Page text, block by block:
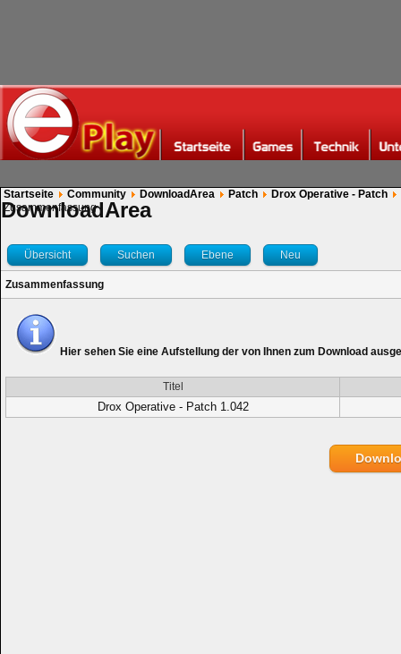
Startseite Community DownloadArea Patch
Drox Operative - Patch
Zusammenfassung
DownloadArea
Übersicht Suchen Ebene Neu
Zusammenfassung
Hier sehen Sie eine Aufstellung der von Ihnen zum Download
Titel
Drox Operative - Patch 1.042